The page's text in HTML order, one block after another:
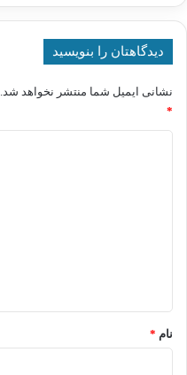
دیدگاهتان را بنویسید
نشانی ایمیل شما منتشر نخواهد شد.
*
نام *